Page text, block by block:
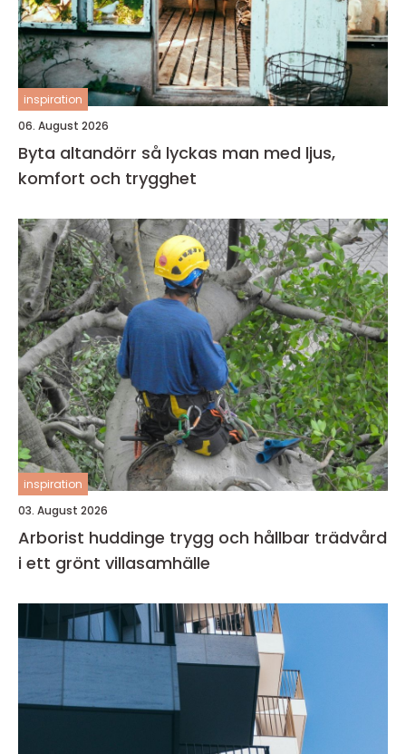
inspiration
06. August 2026
Byta altandörr så lyckas man med ljus,
komfort och trygghet
inspiration
03. August 2026
Arborist huddinge trygg och hållbar trädvård
i ett grönt villasamhälle